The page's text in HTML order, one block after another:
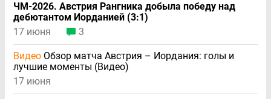
ЧМ-2026. Австрия Рангника добыла победу над
дебютантом Иорданией (3:1)
17 июня
3
Видео Обзор матча Австрия – Иордания: голы и
лучшие моменты (Видео)
17 июня